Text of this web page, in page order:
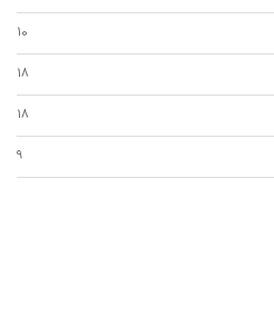
10
18
18
9